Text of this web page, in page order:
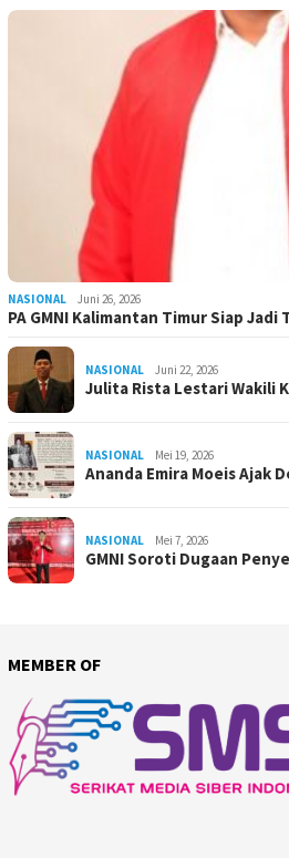
NASIONAL Juni 26, 2026
PA GMNI Kalimantan Timur Siap Jadi
NASIONAL Juni 22, 2026
Julita Rista Lestari Wakili
NASIONAL Mei 19, 2026
Ananda Emira Moeis Ajak
NASIONAL Mei 7, 2026
GMNI Soroti Dugaan
MEMBER OF